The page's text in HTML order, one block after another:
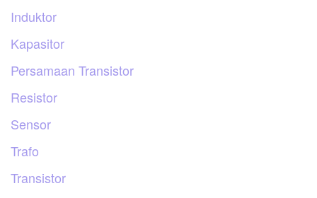
Induktor
Kapasitor
Persamaan Transistor
Resistor
Sensor
Trafo
Transistor